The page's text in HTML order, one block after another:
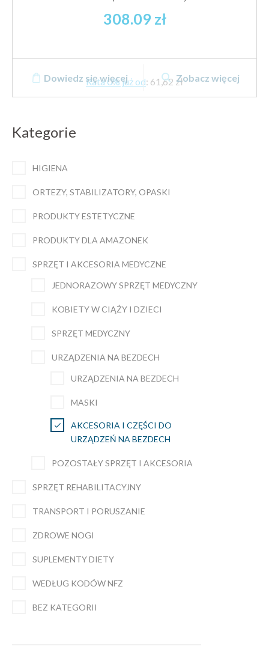
Kategorie
HIGIENA
ORTEZY, STABILIZATORY, OPASKI
PRODUKTY ESTETYCZNE
PRODUKTY DLA AMAZONEK
SPRZĘT I AKCESORIA MEDYCZNE
JEDNORAZOWY SPRZĘT MEDYCZNY
KOBIETY W CIĄŻY I DZIECI
SPRZĘT MEDYCZNY
URZĄDZENIA NA BEZDECH
URZĄDZENIA NA BEZDECH
MASKI
AKCESORIA I CZĘŚCI DO
URZĄDZEŃ NA BEZDECH
POZOSTAŁY SPRZĘT I AKCESORIA
SPRZĘT REHABILITACYJNY
TRANSPORT I PORUSZANIE
ZDROWE NOGI
SUPLEMENTY DIETY
WEDŁUG KODÓW NFZ
BEZ KATEGORII
308.09 zł
Rata 0% już od: 61,62 zł
Dowiedz się więcej Zobacz więcej